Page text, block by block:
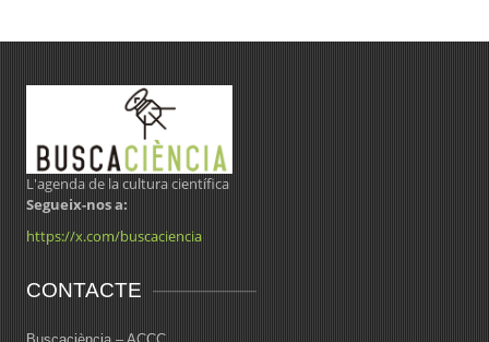
L'agenda de la cultura científica
Segueix-nos a:
https://x.com/buscaciencia
CONTACTE